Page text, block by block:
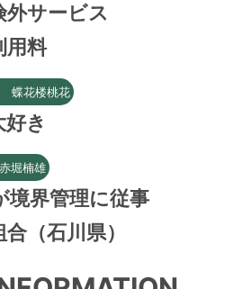
外サービス
料
蝶花楼桃花
き
堀楠雄
境界管理に従事
（石川県）